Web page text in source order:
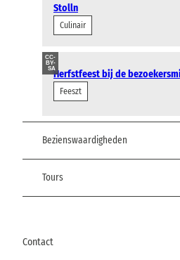
Stolln
Culinair
CC-
BY-
SAHerfstfeest bij de
Feeszt
Bezienswaardigheden
Tours
Contact